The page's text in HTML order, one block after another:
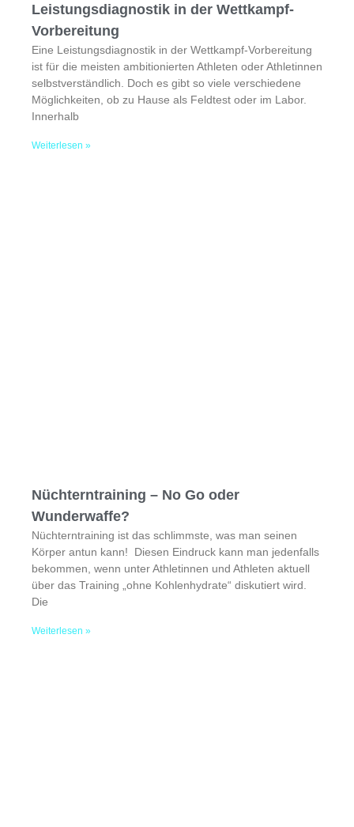
Leistungsdiagnostik in der Wettkampf-
Vorbereitung
Eine Leistungsdiagnostik in der Wettkampf-Vorbereitung
ist für die meisten ambitionierten Athleten oder Athletinnen
selbstverständlich. Doch es gibt so viele verschiedene
Möglichkeiten, ob zu Hause als Feldtest oder im Labor.
Innerhalb
Weiterlesen »
Nüchterntraining – No Go oder
Wunderwaffe?
Nüchterntraining ist das schlimmste, was man seinen
Körper antun kann! Diesen Eindruck kann man jedenfalls
bekommen, wenn unter Athletinnen und Athleten aktuell
über das Training „ohne Kohlenhydrate“ diskutiert wird.
Die
Weiterlesen »